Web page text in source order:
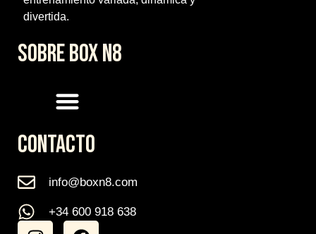
divertida.
SOBRE BOX N8
CONTACTO
info@boxn8.com
+34 600 918 638